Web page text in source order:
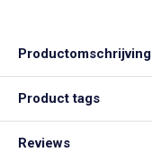
Productomschrijving
Product tags
Reviews